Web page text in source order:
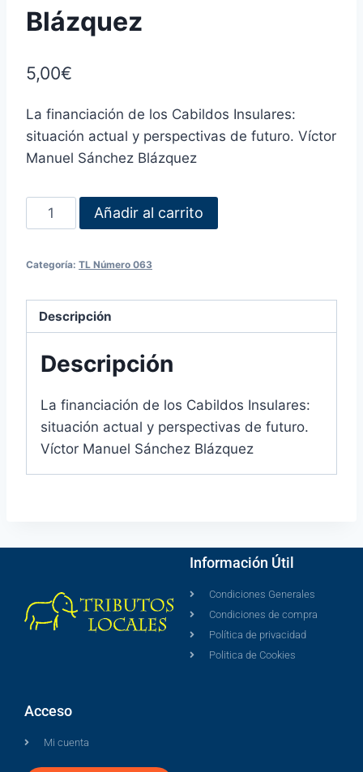
Blázquez
5,00€
La financiación de los Cabildos Insulares:
situación actual y perspectivas de futuro. Víctor
Manuel Sánchez Blázquez
Añadir al carrito
Categoría: TL Número 063
Descripción
Descripción
La financiación de los Cabildos Insulares:
situación actual y perspectivas de futuro.
Víctor Manuel Sánchez Blázquez
Información Útil
Condiciones Generales
Condiciones de compra
Política de privacidad
Politica de Cookies
Acceso
Mi cuenta